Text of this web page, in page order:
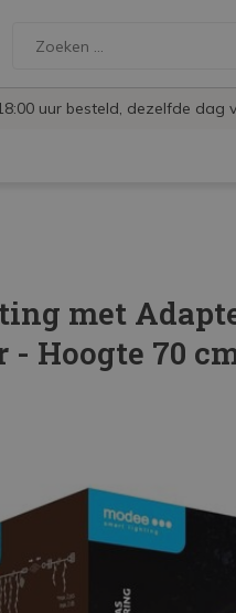
uur besteld, dezelfde dag
met
- Hoogte 70